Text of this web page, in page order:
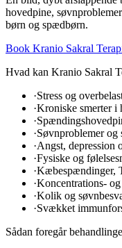
hovedpine,
børn og spædbørn.
Book Kranio Sakral
Hvad kan Kranio Sakral
·Stress og
·Kroniske smerter i
·
·Søvnproblemer og
·Angst, depression
·Fysiske og
·Kæbespændinger,
·Koncentrations-
·Kolik og
·Svækket
Sådan foregår